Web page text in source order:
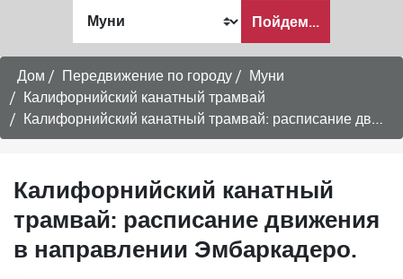
хочу
путешествовать
Пойдем...
Дом Передвижение по городу
Муни
Калифорнийский канатный трамвай
Калифорнийский канатный трамвай: расписание движения в направлении Эмбаркадеро.
Калифорнийский канатный
трамвай: расписание движения
в направлении Эмбаркадеро.